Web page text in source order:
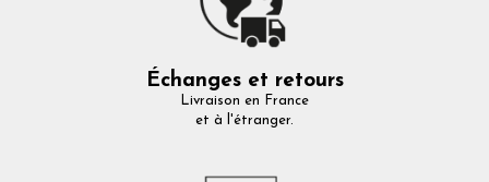
Échanges et retours
Livraison en France
et à l'étranger.